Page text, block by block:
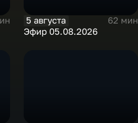
5 августа
62 мин
Эфир 05.08.2026